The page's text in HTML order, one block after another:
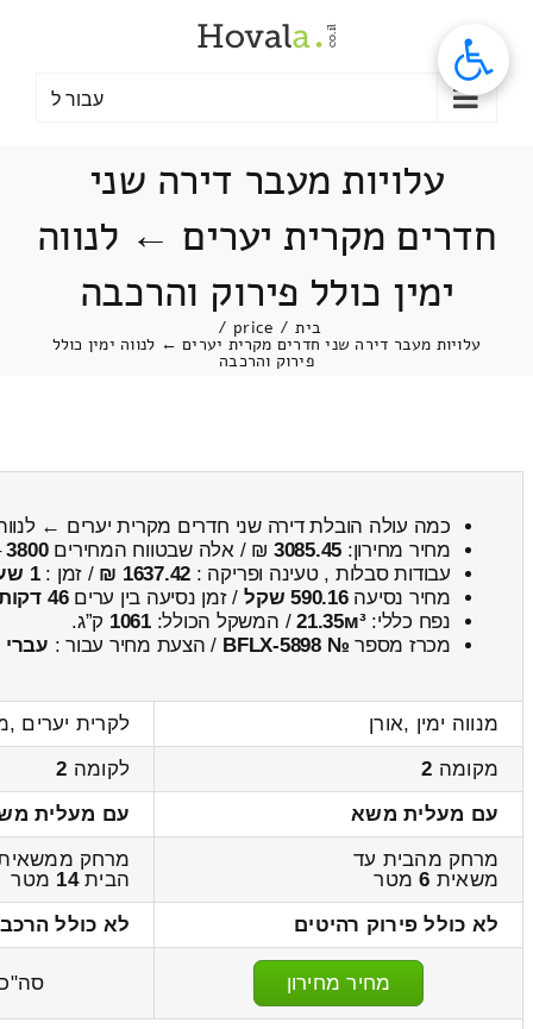
עבור ל
עלויות מעבר דירה שני
חדרים מקרית יערים ← לנווה
ימין כולל פירוק והרכבה
בית /
price
/
עלויות מעבר דירה שני חדרים מקרית יערים ← לנווה ימין כולל
פירוק והרכבה
כמה עולה הובלת דירה שני חדרים מקרית יערים ←
מחיר מחירון: 3085.45 ₪ / אלה שבטווח המחירים3800
עבודות סבלות , טעינה ופריקה : 1637.42 ₪ / זמן :1 שעות 11 דקות
מחיר נסיעה590.16 שקל / זמן נסיעה בין ערים46 דקות
נפח כללי:21.35м³/ המשקל הכולל:1061 ק”ג.
מכרז מספר № BFLX-5898 / הצעת מחיר עבור : עברי
מנווה ימין ,אורן
לקרית יערים
מקומה 2 לקומה 2
עם מעלית משא
עם מעלית
מרחק מהבית עד
משאית 6מטר
מרחק
הבית14 מטר
לא כולל פירוק רהיטים
לא כולל
מחיר מחירון